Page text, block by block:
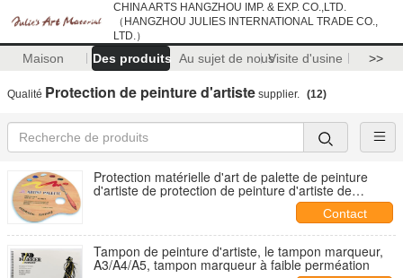
CHINA ARTS HANGZHOU IMP. & EXP. CO.,LTD.
（HANGZHOU JULIES INTERNATIONAL TRADE CO.,
LTD.）
Maison Des produits Au sujet de nousVisite d'usine >>
Qualité Protection de peinture d'artiste supplier. (12)
Protection matérielle d'art de palette de peinture
d'artiste de protection de peinture d'artiste de
couverture de papier pour des enfants
Contact
Tampon de peinture d'artiste, le tampon marqueur,
A3/A4/A5, tampon marqueur à faible perméation